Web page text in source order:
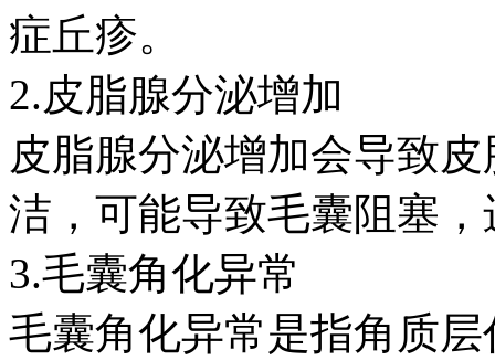
症丘疹。
2.皮脂腺分泌增加
皮脂腺分泌增加会导致
洁，可能导致毛囊阻塞
3.毛囊角化异常
毛囊角化异常是指角质